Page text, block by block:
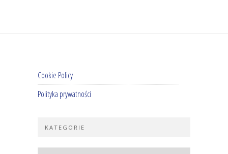
Cookie Policy
Polityka prywatności
KATEGORIE